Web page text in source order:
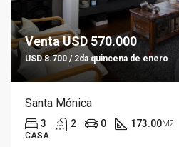
Venta USD 570.000
USD 8.700 / 2da quincena de enero
Santa Mónica
3 2 0 173.00M2
CASA